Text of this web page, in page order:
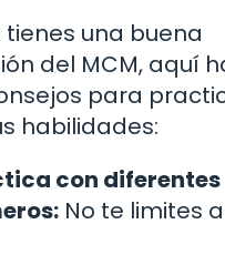
una buena
del MCM, aquí
para
habilidades:
con diferentes
No te limites a